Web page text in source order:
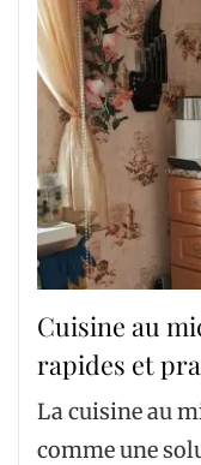
Cuisine au
rapides et
La cuisine au
comme une